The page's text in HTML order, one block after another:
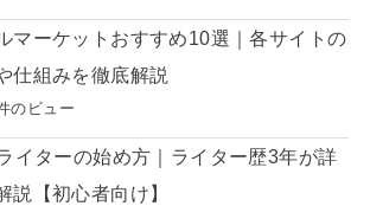
マーケットおすすめ10選｜各サイトの
仕組みを徹底解説
のビュー
イターの始め方｜ライター歴3年が詳
説【初心者向け】